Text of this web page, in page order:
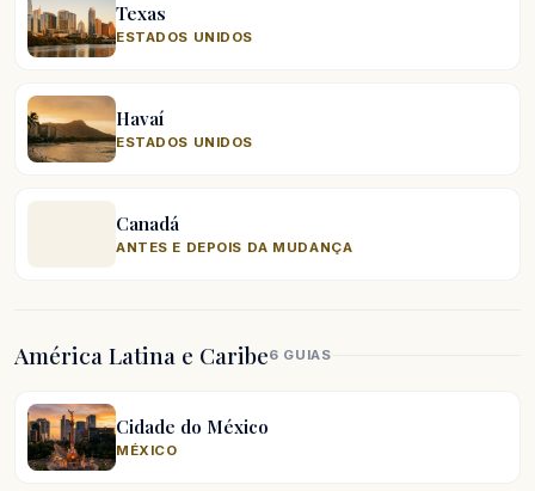
Texas
ESTADOS UNIDOS
Havaí
ESTADOS UNIDOS
Canadá
ANTES E DEPOIS DA MUDANÇA
América Latina e Caribe6 GUIAS
Cidade do México
MÉXICO